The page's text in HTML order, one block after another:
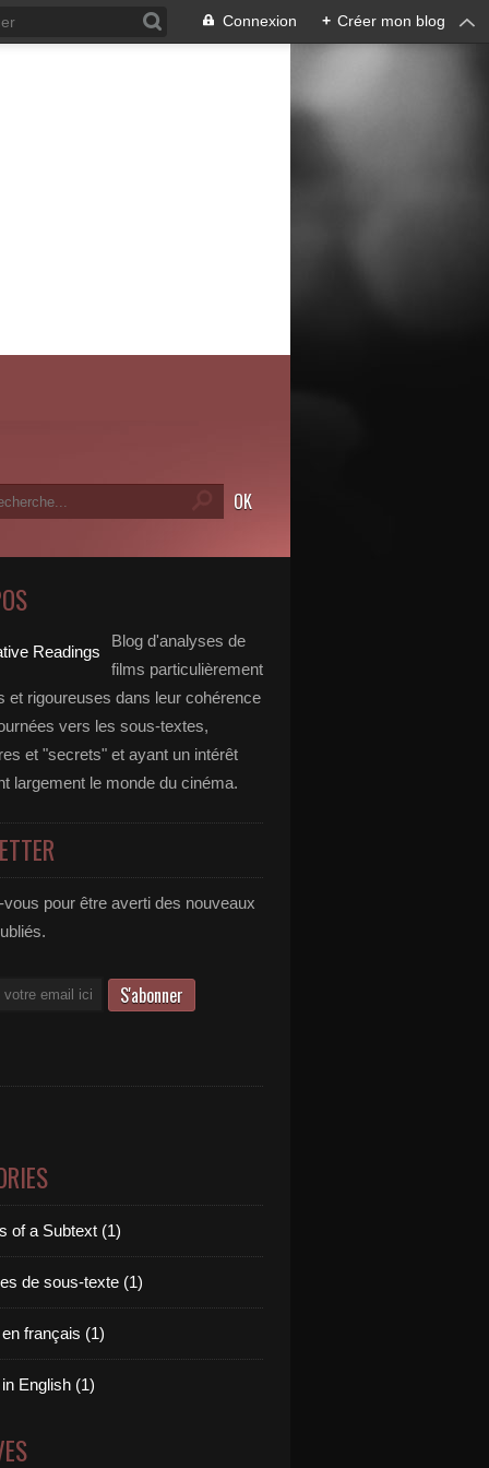
Connexion + Créer mon blog
Blog d'analyses de
films particulièrement
et rigoureuses dans leur cohérence
vers les sous-textes,
et "secrets" et ayant un intérêt
largement le monde du cinéma.
pour être averti des nouveaux
of a Subtext (1)
de sous-texte (1)
français (1)
English (1)